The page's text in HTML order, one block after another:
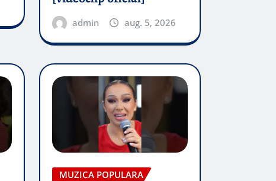
admin aug. 5, 2026
MUZICA POPULARA